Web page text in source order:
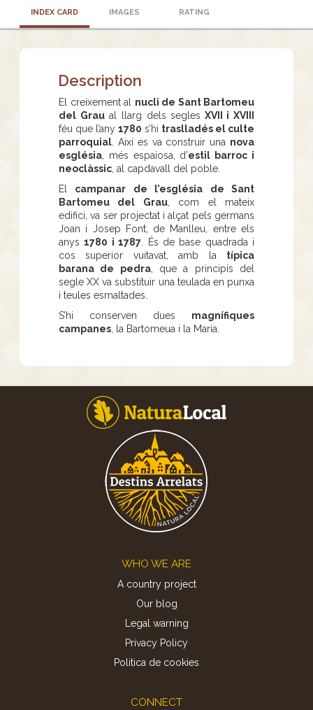
INDEX CARD IMAGES RATING
Description
El creixement al nucli de Sant Bartomeu
del Graual llarg dels segles XVII i XVIII
féu que l’any 1780 s’hi traslladés el culte
parroquial . Així es va construir una nova
església , més espaiosa, d’estil barroc i
neoclàssic , al capdavall del poble.
El campanar de l’església de Sant
Bartomeu del Grau, com el mateix
edifici, va ser projectat i alçat pels germans
Joan i Josep Font, de Manlleu, entre els
anys1780 i 1787 . És de base quadrada i
cos superior vuitavat, amb la típica
barana de pedra, que a principis del
segle XX va substituir una teulada en punxa
i teules esmaltades.
S’hi conserven dues magnífiques
campanes , la Bartomeua i la Maria.
WHO WE ARE
A country project
Our blog
Legal warning
Privacy Policy
Politica de cookies
CONNECT